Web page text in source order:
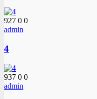
927 0 0
admin
4
937 0 0
admin